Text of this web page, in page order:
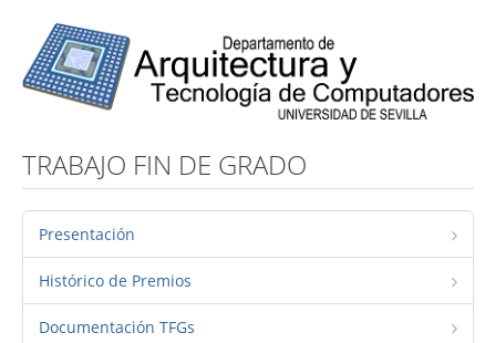
Secretaría
Docencia
TRABAJO FIN DE GRADO
Presentación
Histórico de Premios
Documentación TFGs